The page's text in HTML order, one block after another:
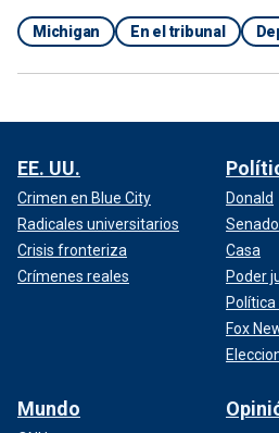
Michigan En el tribunal
EE. UU.
Crimen en Blue City
Radicales universitarios
Crisis fronteriza
Crímenes reales
Donald
Senado
Casa
Poder
Fox
Mundo